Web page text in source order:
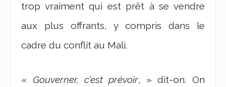
trop vraiment qui est prêt à se vendre
aux plus offrants, y compris dans le
cadre du conflit au Mali.
« Gouverner, c’est prévoir, » dit-on. On